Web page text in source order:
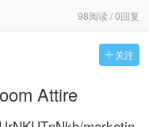
98阅读 / 0回复
 关注
Attire